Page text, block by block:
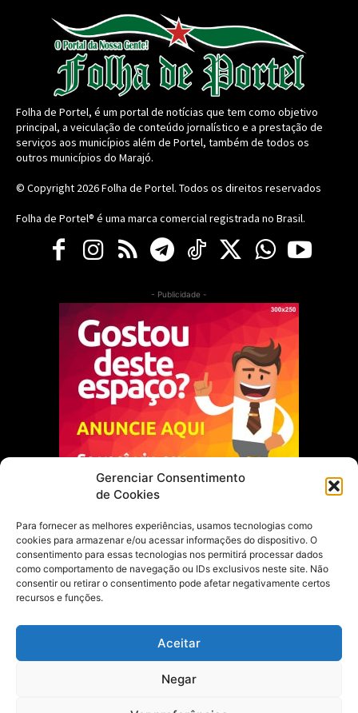
Gerenciar Consentimento
de Cookies
Para fornecer as melhores experiências, usamos tecnologias como
cookies para armazenar e/ou acessar informações do dispositivo. O
consentimento para essas tecnologias nos permitirá processar dados
como comportamento de navegação ou IDs exclusivos neste site. Não
consentir ou retirar o consentimento pode afetar negativamente certos
recursos e funções.
Aceitar
Negar
Folha de Portel, é um portal de notícias que tem como objetivo
principal, a veiculação de conteúdo jornalístico e a prestação de
serviços aos municípios além de Portel, também de todos os
outros municípios do Marajó.
© Copyright 2026Folha de Portel. Todos os direitos reservados
Folha de Portel® é uma marca comercial registrada no Brasil.
- Publicidade -
Escolha do Editor
Justiça Itinerante garante regularização
fundiária e casamento comunitário para
famílias em Portel
21 de maio de 2026
feminino pelos Jogos Estudantis Paraenses